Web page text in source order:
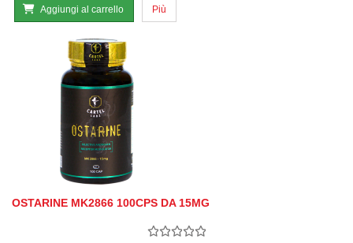
Aggiungi al carrello Più
OSTARINE MK2866 100CPS DA 15MG